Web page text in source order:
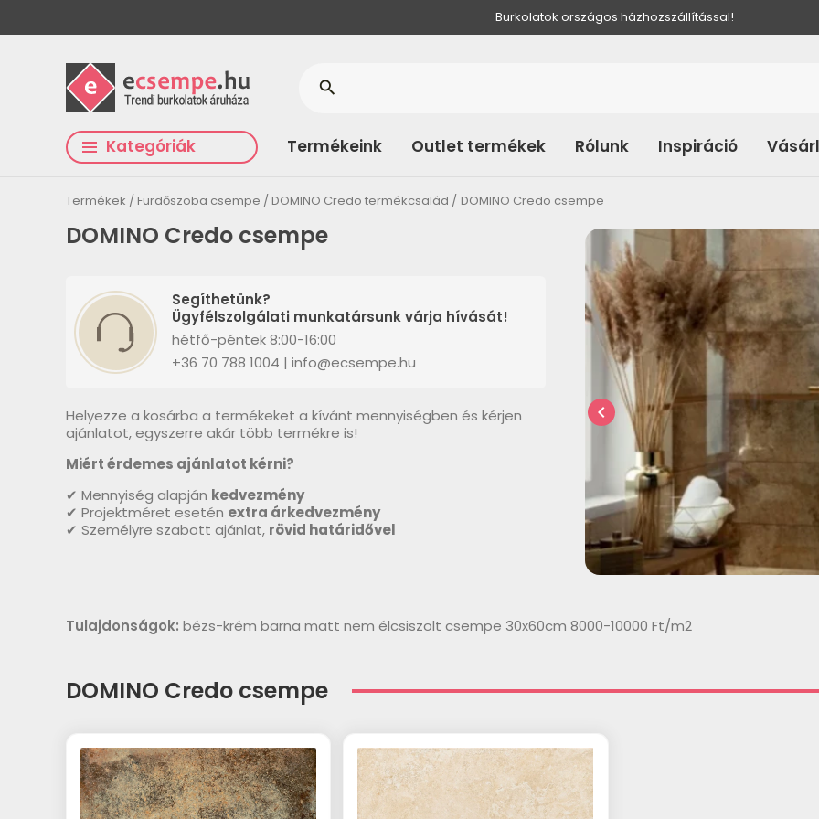
Burkolatok országos házhozszállítással!
Kategóriák Termékeink Outlet termékek Rólunk Inspiráció
search
Termékek Fürdőszoba csempe DOMINO Credo termékcsalád DOMINO Credo csempe
DOMINO Credo csempe
Segíthetünk?
Ügyfélszolgálati munkatársunk várja hívását!
hétfő-péntek 8:00-16:00
+36 70 788 1004 | info@ecsempe.hu
Helyezze a kosárba a termékeket a kívánt mennyiségben és kérjen
ajánlatot, egyszerre akár több termékre is!
Miért érdemes ajánlatot kérni?
✔ Mennyiség alapján kedvezmény
✔ Projektméret esetén extra árkedvezmény
✔ Személyre szabott ajánlat, rövid határidővel
chevron_left
Tulajdonságok: bézs-krém barna matt nem élcsiszolt csempe 30x60cm 8000-10000 Ft/m2
DOMINO Credo csempe